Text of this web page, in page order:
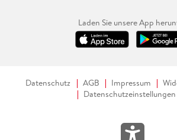
Laden Sie unsere App
Datenschutz AGB Impressum
Datenschutzeinstellungen